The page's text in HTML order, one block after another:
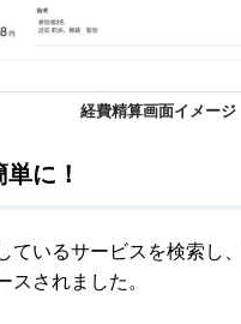
経費精算画面イメージ
に！
ているサービスを検索し
スされました。